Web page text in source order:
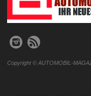
Copyright © AUTOMOBIL-